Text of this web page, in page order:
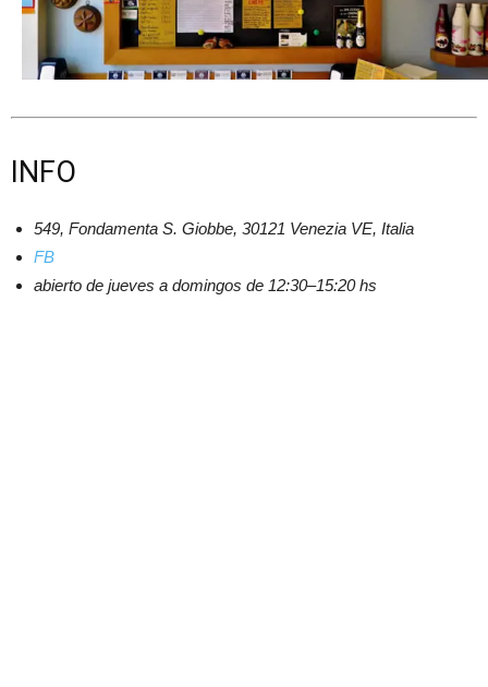
INFO
549, Fondamenta S. Giobbe, 30121 Venezia VE, Italia
FB
abierto de jueves a domingos de 12:30–15:20 hs